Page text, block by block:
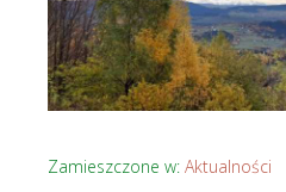
Zamieszczone w: Aktualności